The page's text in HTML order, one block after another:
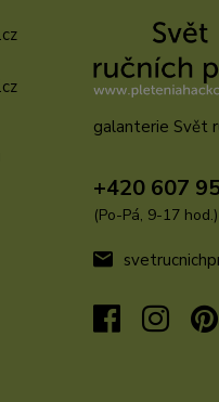
galanterie Svět
+420 607
(Po-Pá, 9-17 hod.)